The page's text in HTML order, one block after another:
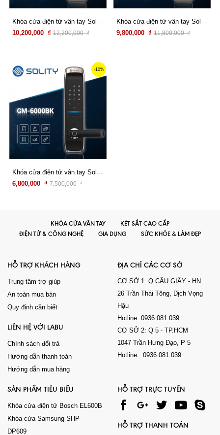
Khóa cửa điện tử vân tay Solity GSP-2000BK
10,200,000 ₫ 12,200,000 ₫
Khóa cửa điện tử vân tay Solity GP-6000BK
9,800,000 ₫ 11,800,000 ₫
-10%
Khóa cửa điện tử vân tay Solity GM-6000BK
6,800,000 ₫ 7,500,000 ₫
KHÓA CỬA VÂN TAY
KÉT SẮT CAO CẤP
ĐIỆN TỬ & CÔNG NGHỆ
GIA DỤNG SỨC KHỎE & LÀM ĐẸP
HỖ TRỢ KHÁCH HÀNG
Trung tâm trợ giúp
An toàn mua bán
Quy định cần biết
LIÊN HỆ VỚI LABU
Chính sách đổi trả
Hướng dẫn thanh toán
Hướng dẫn mua hàng
ĐỊA CHỈ CÁC CƠ SỞ
CƠ SỞ 1: Q CẦU GIẤY - HN
26 Trần Thái Tông, Dịch Vọng
Hậu
Hotline: 0936.081.039
CƠ SỞ 2: Q 5 - TP.HCM
1047 Trần Hưng Đạo, P 5
Hotline: 0936.081.039
SẢN PHẨM TIÊU BIỂU
Khóa cửa điện tử Bosch EL600B
Khóa cửa Samsung SHP –
DP609
HỖ TRỢ TRỰC TUYẾN
HỖ TRỢ THANH TOÁN